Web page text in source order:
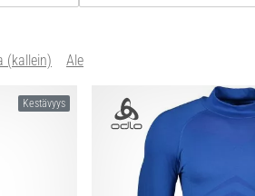
(kallein) Ale
Kestävyys